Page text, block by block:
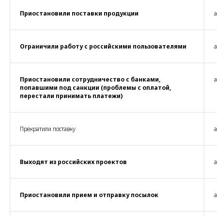
Приостановили поставки продукции
Ограничили работу с российскими пользователями
Приостановили сотрудничество с банками,
попавшими под санкции (проблемы с оплатой,
перестали принимать платежи)
Прекратили поставку
Выходят из российских проектов
Приостановили прием и отправку посылок